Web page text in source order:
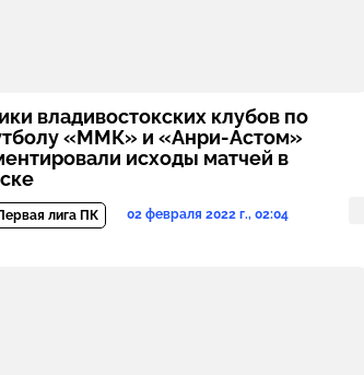
владивостокских клубов по
«ММК» и «Анри-Астом»
исходы матчей в
лига ПК 02 февраля 2022 г., 02:04